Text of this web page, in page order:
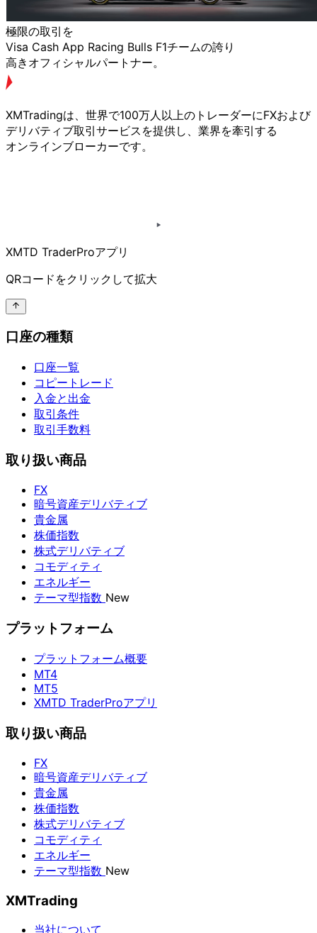
極限の取引を
Visa Cash App Racing Bulls F1チームの誇り
高きオフィシャルパートナー。
XMTradingは、 世界で100万人以上の トレーダーにFXおよび
デリバティブ取引サービスを提供し、 業界を牽引する
オンラインブローカーです。
XMTD TraderProアプリ
QRコードをクリックして拡大
口座の種類
口座一覧
コピートレード
入金と出金
取引条件
取引手数料
取り扱い商品
FX
暗号資産デリバティブ
貴金属
株価指数
株式デリバティブ
コモディティ
エネルギー
テーマ型指数 New
プラットフォーム
プラットフォーム概要
MT4
MT5
XMTD TraderProアプリ
取り扱い商品
FX
暗号資産デリバティブ
貴金属
株価指数
株式デリバティブ
コモディティ
エネルギー
テーマ型指数 New
XMTrading
当社について